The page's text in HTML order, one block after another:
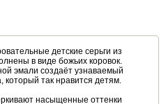
детские серьги из
в виде божьих коровок.
эмали создаёт узнаваемый
который так нравится детям.
насыщенные оттенки